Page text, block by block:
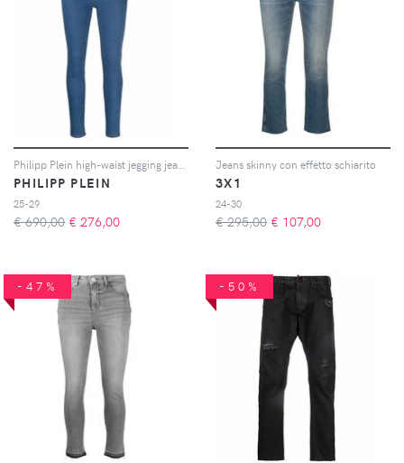
Philipp Plein high-waist jegging jeans - Blu
PHILIPP PLEIN
25-29
€ 690,00 € 276,00
Jeans skinny con effetto schiarito
3X1
24-30
€ 295,00 € 107,00
-47% -50%